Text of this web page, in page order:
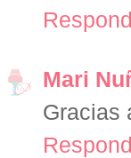
Mari
Gracias